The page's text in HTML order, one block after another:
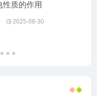
质的作用
2025-08-30